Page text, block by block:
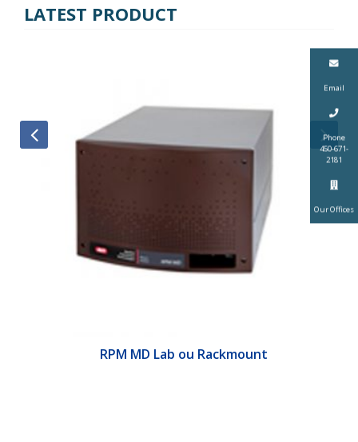
Email
Phone
450-671-
2181
Our Offices
LATEST PRODUCT
RPM MD Lab ou Rackmount